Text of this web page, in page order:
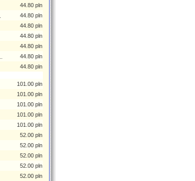
44.80 pln
44.80 pln
44.80 pln
44.80 pln
44.80 pln
44.80 pln
44.80 pln
101.00 pln
101.00 pln
101.00 pln
101.00 pln
101.00 pln
52.00 pln
52.00 pln
52.00 pln
52.00 pln
52.00 pln